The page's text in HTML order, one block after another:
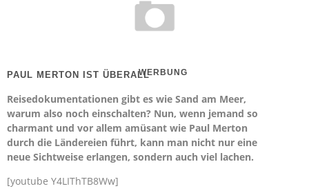
PAUL MERTON IST ÜBERALLWERBUNG
Reisedokumentationen gibt es wie Sand am Meer,
warum also noch einschalten? Nun, wenn jemand so
charmant und vor allem amüsant wie Paul Merton
durch die Ländereien führt, kann man nicht nur eine
neue Sichtweise erlangen, sondern auch viel lachen.
[youtube Y4LIThTB8Ww]